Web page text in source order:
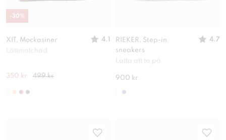
XIT, Mockasiner
4.1
Lättmatchad
350 kr 499 kr
-30%
RIEKER, Step-in
sneakers
4.7
Lätta att ta på
900 kr